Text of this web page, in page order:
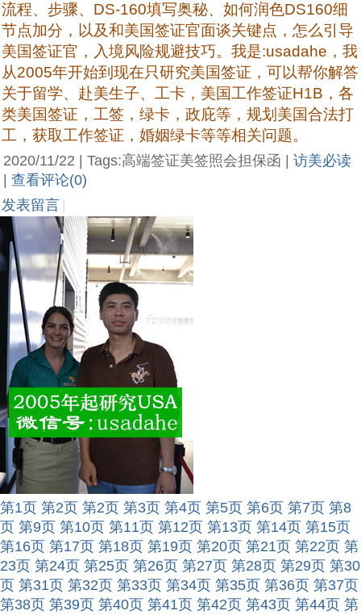
流程、步骤、DS-160填写奥秘、如何润色DS160细
节点加分，以及和美国签证官面谈关键点，怎么引导
美国签证官，入境风险规避技巧。我是:usadahe，我
从2005年开始到现在只研究美国签证，可以帮你解答
关于留学、赴美生子、工卡，美国工作签证H1B，各
类美国签证，工签，绿卡，政庇等，规划美国合法打
工，获取工作签证，婚姻绿卡等等相关问题。
2020/11/22 | Tags:高端签证美签照会担保函 | 访美必读
查看评论(0)
发表留言
第1页 第2页 第2页 第3页 第4页 第5页 第6页 第7页 第8
页 第9页 第10页 第11页 第12页 第13页 第14页 第15页
第16页 第17页 第18页 第19页 第20页 第21页 第22页 第
23页 第24页 第25页 第26页 第27页 第28页 第29页 第30
页 第31页 第32页 第33页 第34页 第35页 第36页 第37页
第38页 第39页 第40页 第41页 第42页 第43页 第44页 第